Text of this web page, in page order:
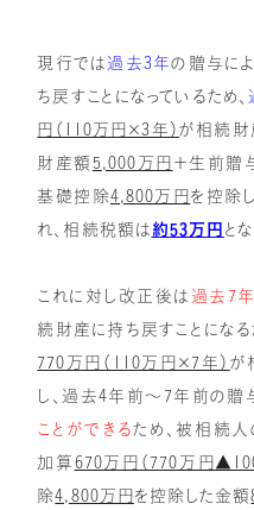
現行では 過去3年の贈与に
ち戻すことになっているため、
円（110万円×3年）が相続財
財産額 5,000万円 ＋生前贈
基礎控除4,800万円 を控除
れ、相続税額は 約53万円 と
これに対し改正後は 過去7
続財産に持ち戻すことになる
770万円（110万円×7年） が
し、過去4年前～7年前の贈
ことができるため、被相続
加算 670万円（770万円
除4,800万円 を控除した金額